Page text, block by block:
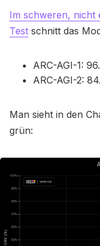
Im schweren, nicht
Test schnitt das
ARC-AGI-1:
ARC-AGI-2:
Man sieht in den
grün: